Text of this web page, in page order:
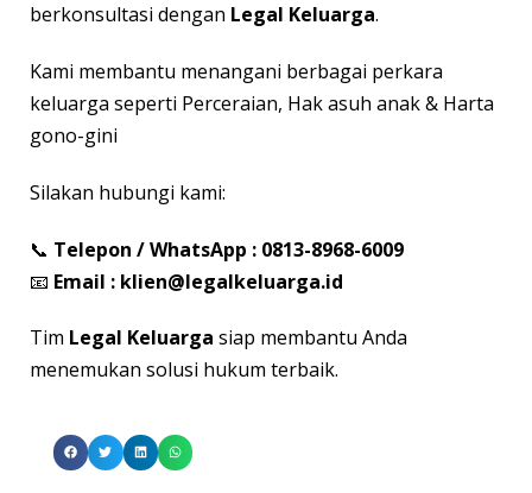
berkonsultasi dengan Legal Keluarga.
Kami membantu menangani berbagai perkara
keluarga seperti Perceraian, Hak asuh anak & Harta
gono-gini
Silakan hubungi kami:
📞 Telepon / WhatsApp : 0813-8968-6009
📧 Email : klien@legalkeluarga.id
Tim Legal Keluarga siap membantu Anda
menemukan solusi hukum terbaik.